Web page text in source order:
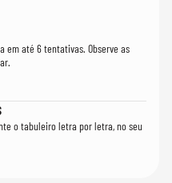
em até 6 tentativas. Observe as
o tabuleiro letra por letra, no seu